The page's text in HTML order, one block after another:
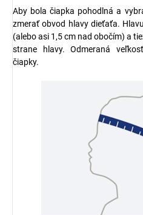
Aby bola čiapka pohodlná a
zmerať obvod hlavy dieťaťa.
(alebo asi 1,5 cm nad obočím) a
strane hlavy. Odmeraná
čiapky.